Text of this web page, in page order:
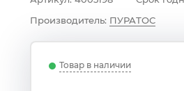
Производитель: ПУРАТОС
Товар в наличии